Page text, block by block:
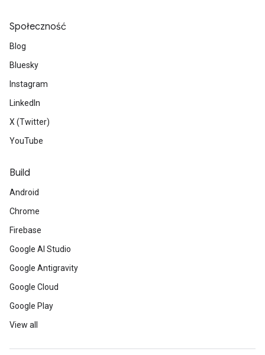
Społeczność
Blog
Bluesky
Instagram
LinkedIn
X (Twitter)
YouTube
Build
Android
Chrome
Firebase
Google AI Studio
Google Antigravity
Google Cloud
Google Play
View all